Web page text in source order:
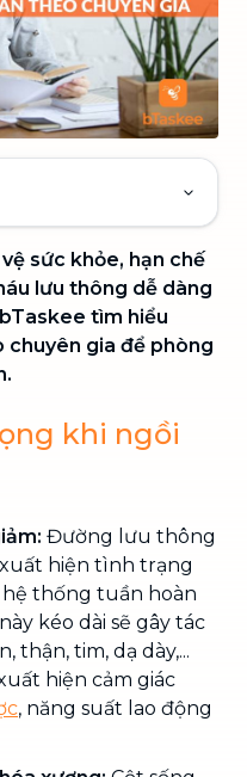
sức khỏe, hạn chế
lưu thông dễ dàng
tìm hiểu
gia để phòng
khi ngồi
Đường lưu thông
hiện tình trạng
thống tuần hoàn
kéo dài sẽ gây tác
thận, tim, dạ dày,...
hiện cảm giác
, năng suất lao động